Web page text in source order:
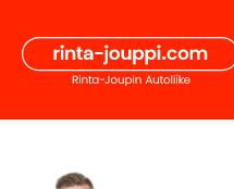
sisältöön